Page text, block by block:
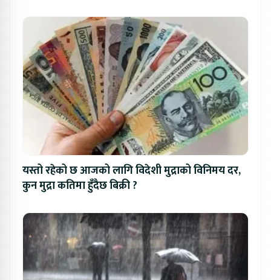
यस्तो रहेको छ आजको लागि विदेशी मुद्राको विनिमय दर,
कुन मुद्रा कतिमा हुँदैछ बिक्री ?